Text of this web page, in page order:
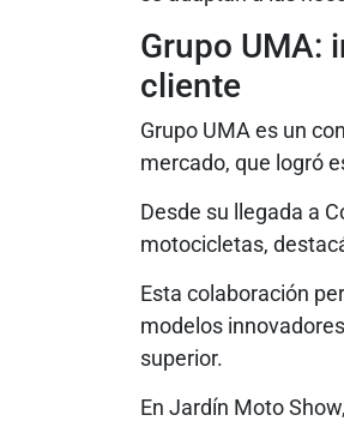
Grupo UMA:
cliente
Grupo UMA es un
mercado, que logró
Desde su llegada a
motocicletas,
Esta colaboración
modelos
superior.
En Jardín Moto Show,